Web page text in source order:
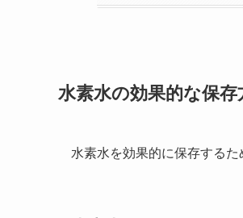
水素水の効果的な保
水素水を効果的に保存するた